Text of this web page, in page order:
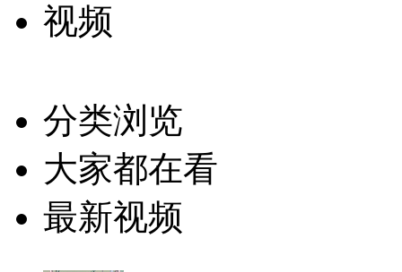
视频
分类浏览
大家都在看
最新视频